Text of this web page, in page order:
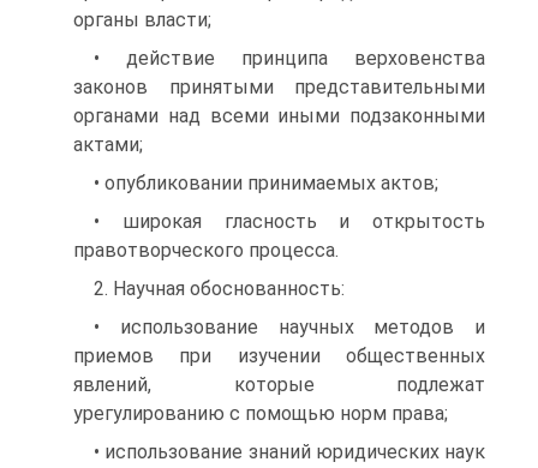
органы власти;
• действие принципа верховенства
законов принятыми представительными
органами над всеми иными подзаконными
актами;
• опубликовании принимаемых актов;
• широкая гласность и открытость
правотворческого процесса.
2. Научная обоснованность:
• использование научных методов и
приемов при изучении общественных
явлений, которые подлежат
урегулированию с помощью норм права;
• использование знаний юридических наук